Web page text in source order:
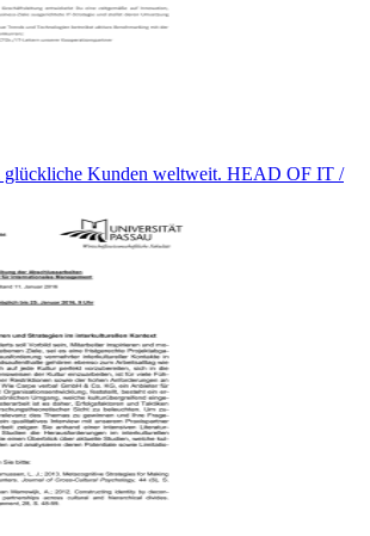
glückliche Kunden weltweit. HEAD OF IT /